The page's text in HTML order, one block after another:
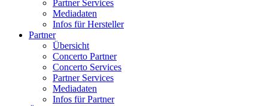
Partner Services
Mediadaten
Infos für Hersteller
Partner
Übersicht
Concerto Partner
Concerto Services
Partner Services
Mediadaten
Infos für Partner